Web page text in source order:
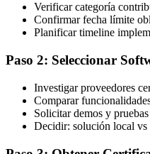
Verificar categoría
Confirmar fecha límite
Planificar timeline
Paso 2: Seleccionar
Investigar proveedores
Comparar
Solicitar demos y pruebas
Decidir: solución local vs